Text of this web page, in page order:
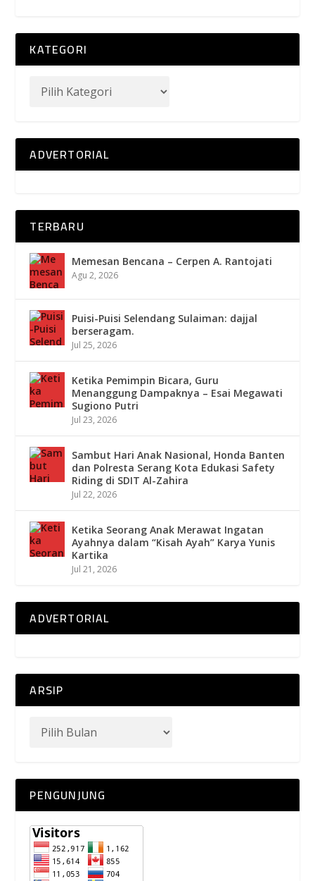
KATEGORI
ADVERTORIAL
TERBARU
Memesan Bencana – Cerpen A. Rantojati
Agu 2, 2026
Puisi-Puisi Selendang Sulaiman: dajjal
berseragam.
Jul 25, 2026
Ketika Pemimpin Bicara, Guru
Menanggung Dampaknya – Esai Megawati
Sugiono Putri
Jul 23, 2026
Sambut Hari Anak Nasional, Honda Banten
dan Polresta Serang Kota Edukasi Safety
Riding di SDIT Al-Zahira
Jul 22, 2026
Ketika Seorang Anak Merawat Ingatan
Ayahnya dalam “Kisah Ayah” Karya Yunis
Kartika
Jul 21, 2026
ADVERTORIAL
ARSIP
PENGUNJUNG